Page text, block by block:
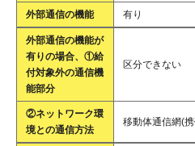
外部通信の機能 有り
外部通信の機能が
有りの場合、①給
付対象外の通信機
能部分
区分できない
②ネットワーク環
境との通信方法
移動体通信網(